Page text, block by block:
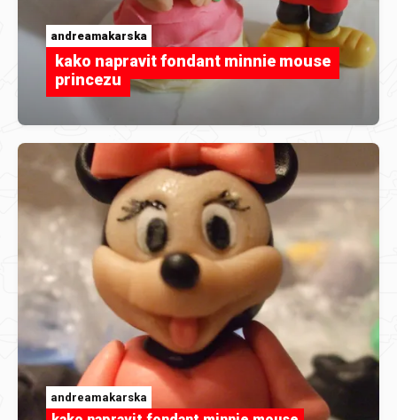
andreamakarska
kako napravit fondant minnie mouse
princezu
andreamakarska